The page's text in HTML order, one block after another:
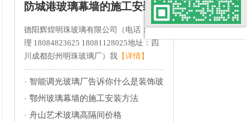
防城港玻璃幕墙的施工安装方
法
德阳辉煌明珠玻璃有限公司（电话：杨经
理 18084823625 18081128025地址：四
川成都彭州明珠玻璃厂）我 【详情】
· 智能调光玻璃厂告诉你什么是装饰玻
璃？
· 鄂州玻璃幕墙的施工安装方法
· 舟山艺术玻璃高隔间价格